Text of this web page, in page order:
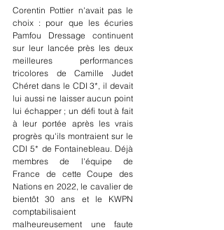
Corentin Pottier n'avait pas le
choix : pour que les écuries
Pamfou Dressage continuent
sur leur lancée près les deux
meilleures performances
tricolores de Camille Judet
Chéret dans le CDI 3*, il devait
lui aussi ne laisser aucun point
lui échapper ; un défi tout à fait
à leur portée après les vrais
progrès qu'ils montraient sur le
CDI 5* de Fontainebleau. Déjà
membres de l'équipe de
France de cette Coupe des
Nations en 2022, le cavalier de
bientôt 30 ans et le KWPN
comptabilisaient
malheureusement une faute